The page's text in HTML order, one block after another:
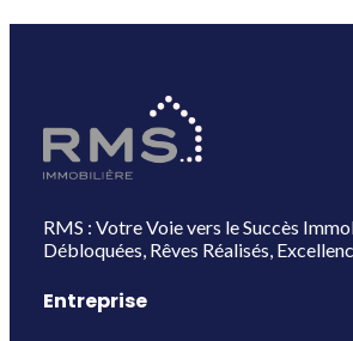
RMS : Votre Voie vers le Succès
Débloquées, Rêves Réalisés,
Entreprise